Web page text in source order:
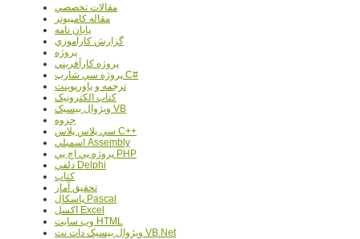
مقالات تخصصي
مقاله کامپیوتر
پایان نامه
گزارش کارآموزي
پروژه
پروژه کارآفريني
پروژه سي شارپ C#
ترجمه و پاورپوينت
کتاب الکترونيک
ويژوال بيسيک VB
جزوه
سي پلاس پلاس C++
اسمبلي Assembly
پروژه پي اچ پي PHP
دلفي Delphi
کتاب
تحقيق آمار
پاسکال Pascal
اکسل Excel
وب سايت HTML
ويژوال بيسيک دات نت VB.Net